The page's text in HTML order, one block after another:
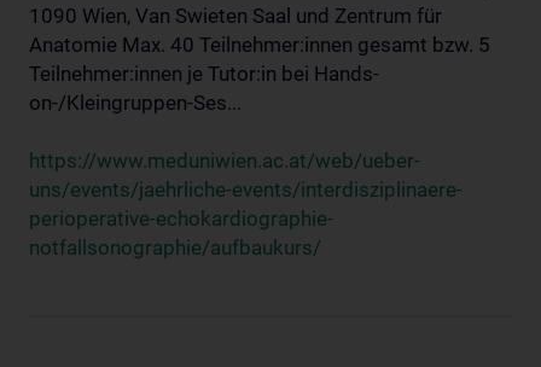
1090 Wien, Van Swieten Saal und Zentrum für
Anatomie Max. 40 Teilnehmer:innen gesamt bzw. 5
Teilnehmer:innen je Tutor:in bei Hands-
on-/Kleingruppen-Ses...
https://www.meduniwien.ac.at/web/ueber-
uns/events/jaehrliche-events/interdisziplinaere-
perioperative-echokardiographie-
notfallsonographie/aufbaukurs/